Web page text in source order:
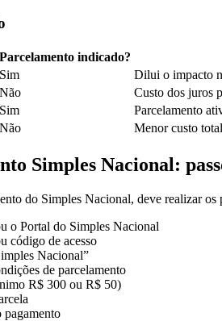
Parcelamento indicado?
Sim
Dilui o impacto
Não
Custo dos juros
Sim
Parcelamento
Não Menor custo
Simples Nacional:
do Simples Nacional, deve realizar os
o Portal do Simples Nacional
código de acesso
Nacional”
de parcelamento
R$ 300 ou R$ 50)
pagamento